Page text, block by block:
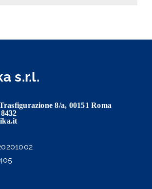
s.r.l.
8/a, 00151 Roma